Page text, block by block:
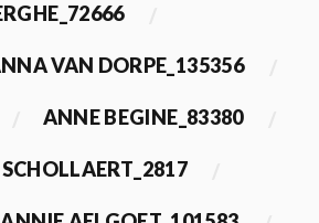
VAN DORPE_135356
ANNE BEGINE_83380